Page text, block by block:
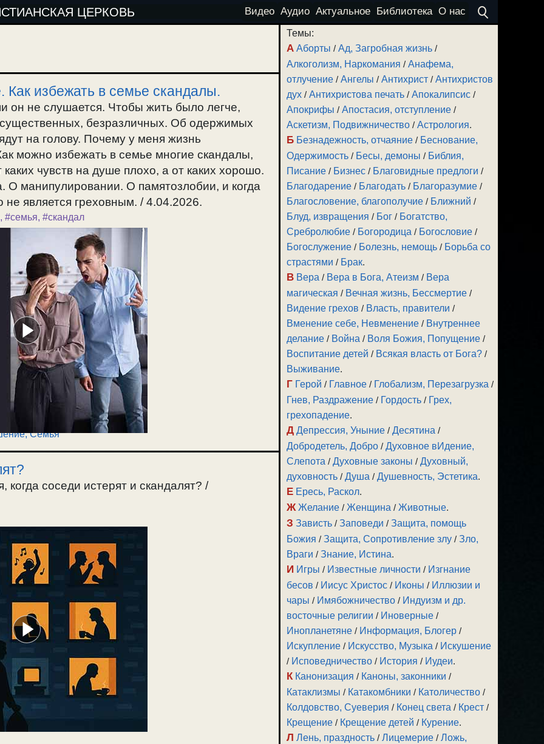
ЦЕРКОВЬ Видео Аудио Актуальное Библиотека О нас
избежать в семье скандалы.
он не слушается. Чтобы жить было легче,
безразличных. Об одержимых
на голову. Почему у меня жизнь
можно избежать в семье многие скандалы,
чувств на душе плохо, а от каких хорошо.
О манипулировании. О памятозлобии, и когда
не является греховным. / 4.04.2026.
, #семья, #скандал
,Семья
когда соседи истерят и скандалят? /
Темы:
А Аборты /Ад, Загробная жизнь /
Алкоголизм, Наркомания /Анафема,
отлучение /Ангелы /Антихрист /Антихристов
дух /Антихристова печать /Апокалипсис /
Апокрифы /Апостасия, отступление /
Аскетизм, Подвижничество /Астрология.
Б Безнадежность, отчаяние / Беснование,
Одержимость / Бесы, демоны / Библия,
Писание / Бизнес / Благовидные предлоги /
Благодарение / Благодать / Благоразумие /
Благословение, благополучие / Ближний /
Блуд, извращения / Бог / Богатство,
Сребролюбие / Богородица / Богословие /
Богослужение / Болезнь, немощь / Борьба со
страстями / Брак.
В Вера / Вера в Бога, Атеизм / Вера
магическая / Вечная жизнь, Бессмертие /
Видение грехов / Власть, правители /
Вменение себе, Невменение / Внутреннее
делание / Война / Воля Божия, Попущение /
Воспитание детей / Всякая власть от Бога? /
Выживание.
Г Герой / Главное / Глобализм, Перезагрузка /
Гнев, Раздражение / Гордость / Грех,
грехопадение.
Д Депрессия, Уныние /Десятина /
Добродетель, Добро /Духовное вИдение,
Слепота /Духовные законы /Духовный,
духовность /Душа /Душевность, Эстетика.
Е Ересь, Раскол.
Ж Желание /Женщина /Животные.
З Зависть /Заповеди /Защита, помощь
Божия /Защита, Сопротивление злу /Зло,
Враги /Знание, Истина.
И Игры / Известные личности / Изгнание
бесов / Иисус Христос / Иконы / Иллюзии и
чары / Имябожничество / Индуизм и др.
восточные религии / Иноверные /
Инопланетяне / Информация, Блогер /
Искупление / Искусство, Музыка / Искушение
/ Исповедничество / История / Иудеи.
К Канонизация / Каноны, законники /
Катаклизмы / Катакомбники / Католичество /
Колдовство, Суеверия / Конец света / Крест /
Крещение / Крещение детей / Курение.
Л Лень, праздность /Лицемерие /Ложь,